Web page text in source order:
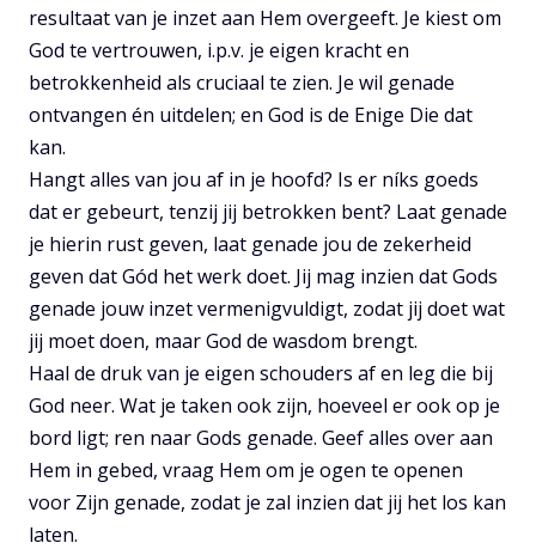
resultaat van je inzet aan Hem overgeeft. Je kiest om
God te vertrouwen, i.p.v. je eigen kracht en
betrokkenheid als cruciaal te zien. Je wil genade
ontvangen én uitdelen; en God is de Enige Die dat
kan.
Hangt alles van jou af in je hoofd? Is er níks goeds
dat er gebeurt, tenzij jij betrokken bent? Laat genade
je hierin rust geven, laat genade jou de zekerheid
geven dat Gód het werk doet. Jij mag inzien dat Gods
genade jouw inzet vermenigvuldigt, zodat jij doet wat
jij moet doen, maar God de wasdom brengt.
Haal de druk van je eigen schouders af en leg die bij
God neer. Wat je taken ook zijn, hoeveel er ook op je
bord ligt; ren naar Gods genade. Geef alles over aan
Hem in gebed, vraag Hem om je ogen te openen
voor Zijn genade, zodat je zal inzien dat jij het los kan
laten.